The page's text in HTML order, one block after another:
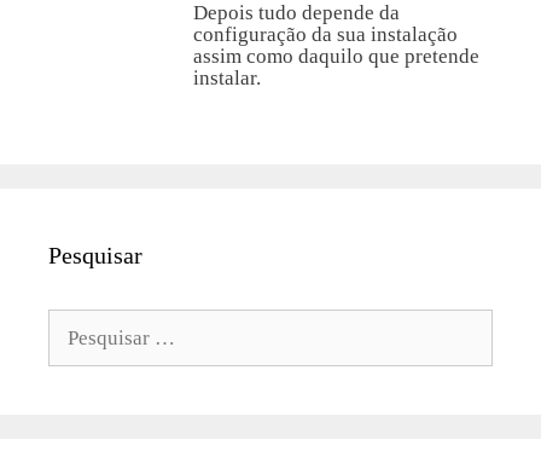
Depois tudo depende da
configuração da sua instalação
assim como daquilo que pretende
instalar.
Pesquisar